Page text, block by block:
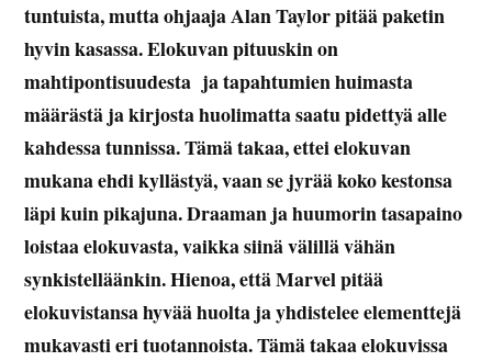
tuntuista, mutta ohjaaja Alan Taylor pitää paketin
hyvin kasassa. Elokuvan pituuskin on
mahtipontisuudesta ja tapahtumien huimasta
määrästä ja kirjosta huolimatta saatu pidettyä alle
kahdessa tunnissa. Tämä takaa, ettei elokuvan
mukana ehdi kyllästyä, vaan se jyrää koko kestonsa
läpi kuin pikajuna. Draaman ja huumorin tasapaino
loistaa elokuvasta, vaikka siinä välillä vähän
synkistelläänkin. Hienoa, että Marvel pitää
elokuvistansa hyvää huolta ja yhdistelee elementtejä
mukavasti eri tuotannoista. Tämä takaa elokuvissa